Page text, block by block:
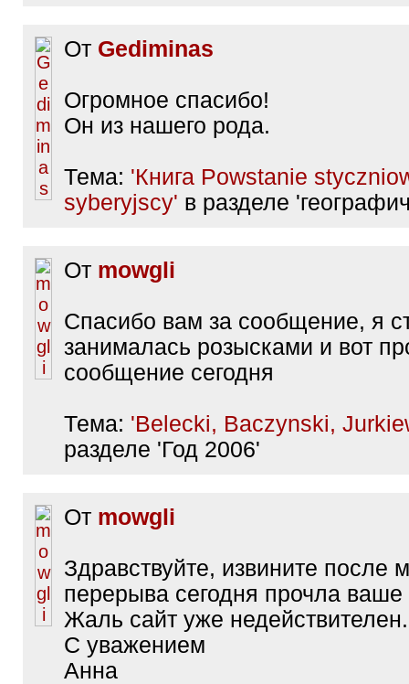
От Gediminas
Огромное спасибо!
Он из нашего рода.
Тема: 'Книга Powstanie
syberyjscy' в разделе
От mowgli
Спасибо вам за сообщение, я
занималась розысками и вот
сообщение сегодня
Тема: 'Belecki, Baczynski,
разделе 'Год 2006'
От mowgli
Здравствуйте, извините после
перерыва сегодня прочла
Жаль сайт уже недействителен.
С уважением
Анна